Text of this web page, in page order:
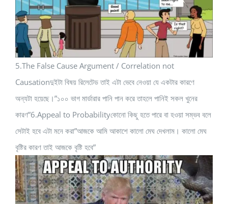
5.The False Cause Argument / Correlation not
Causationদুইটা বিষয় রিলেটেড তাই এটা ভেবে নেওয়া যে একটার কারণে
অন্যটা হয়েছে।”১০০ ভাগ মার্ডারার পানি পান করে তাহলে পানিই সকল খুনের
কারণ”6.Appeal to Probabilityকোনো কিছু হতে পারে বা হওয়া সম্ভব বলে
সেটাই হবে এটা মনে করা”আজকে আমি আকাশে কালো মেঘ দেখলাম। কালো মেঘ
বৃষ্টির কারণ তাই আজকে বৃষ্টি হবে”